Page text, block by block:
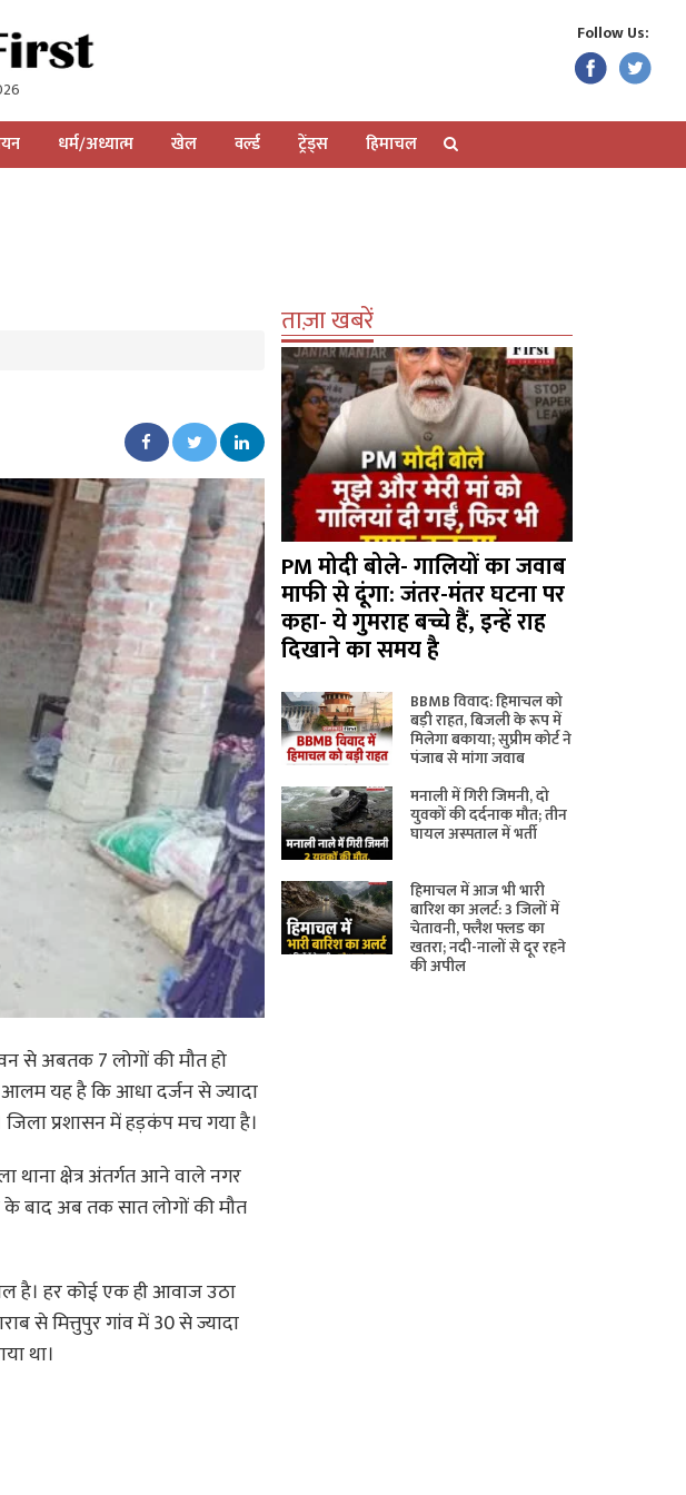
Follow Us:
धर्म/अध्यात्म खेल वर्ल्ड ट्रेंड्स हिमाचल
से अबतक 7 लोगों की मौत हो
आलम यह है कि आधा दर्जन से ज्यादा
जिला प्रशासन में हड़कंप मच गया है।
थाना क्षेत्र अंतर्गत आने वाले नगर
के बाद अब तक सात लोगों की मौत
है। हर कोई एक ही आवाज उठा
से मित्तुपुर गांव में 30 से ज्यादा
था।
ताज़ा खबरें
PM मोदी बोले- गालियों का जवाब
माफी से दूंगा: जंतर-मंतर घटना पर
कहा- ये गुमराह बच्चे हैं, इन्हें राह
दिखाने का समय है
BBMB विवाद: हिमाचल को
बड़ी राहत, बिजली के रूप में
मिलेगा बकाया; सुप्रीम कोर्ट ने
पंजाब से मांगा जवाब
मनाली में गिरी जिमनी, दो
युवकों की दर्दनाक मौत; तीन
घायल अस्पताल में भर्ती
हिमाचल में आज भी भारी
बारिश का अलर्ट: 3 जिलों में
चेतावनी, फ्लैश फ्लड का
खतरा; नदी-नालों से दूर रहने
की अपील